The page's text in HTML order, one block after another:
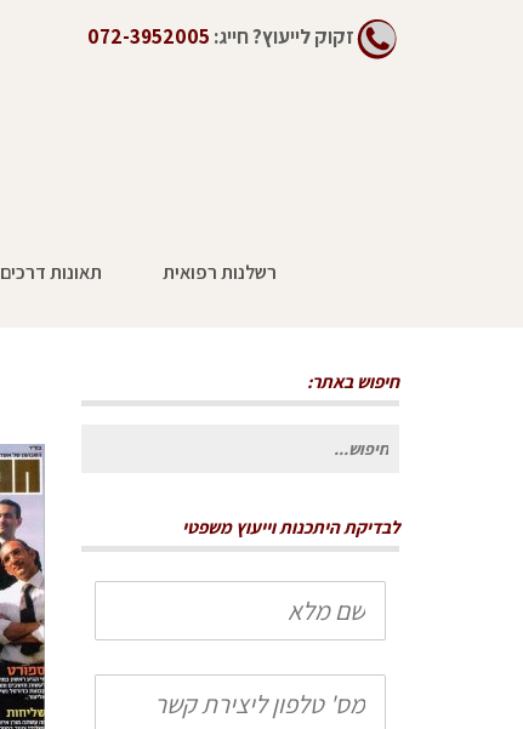
זקוק לייעוץ?חייג: 072-3952005
רשלנות רפואית תאונות דרכים
חיפוש באתר:
חיפוש
לבדיקת היתכנות וייעוץ משפטי
שם
מלא
טלפון